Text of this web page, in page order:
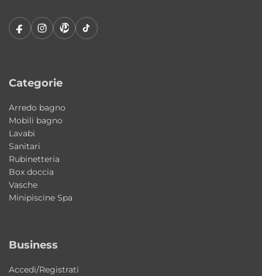
Dotazione: fissaggi inclusi
Stile: moderno contemporaneo
Matt
combina design contemporaneo, materiali di
alta qualità e finiture ricercate. Ideale per
arredare ambienti bagno eleganti e
funzionali dal forte carattere estetico.
La finitura Grigio Matt valorizza ambienti
profondità e uno stile contemporaneo
Categorie
Arredo bagno
Mobili bagno
Lavabi
Sanitari
Rubinetteria
Box doccia
Vasche
Minipiscine Spa
Business
Accedi/Registrati